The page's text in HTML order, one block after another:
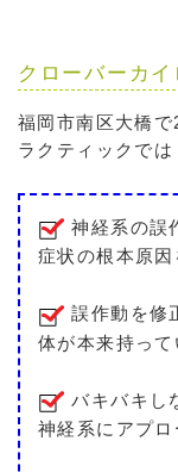
クローバーカ
福岡市南区大橋
ラクティックでは
神経系の誤
症状の根本原
誤作動を修
体が本来持っ
バキバキし
神経系にアプ